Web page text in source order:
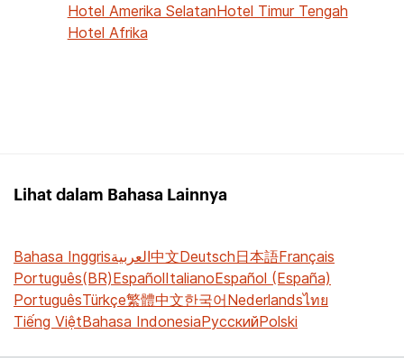
Hotel Amerika SelatanHotel Timur Tengah
Hotel Afrika
Lihat dalam Bahasa Lainnya
Bahasa Inggrisالعربية中文Deutsch日本語Français
Português(BR)EspañolItalianoEspañol (España)
PortuguêsTürkçe繁體中文한국어Nederlandsไทย
Tiếng ViệtBahasa IndonesiaРусскийPolski